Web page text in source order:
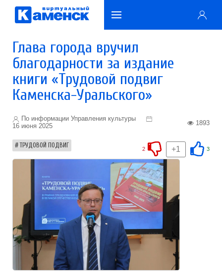
Глава города вручил
благодарности за издание
книги «Трудовой подвиг
Каменска-Уральского»
По информации Управления культуры
16 июня 2025
1893
ТРУДОВОЙ ПОДВИГ 3
+1
2